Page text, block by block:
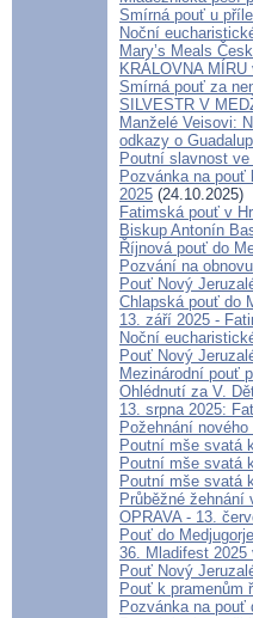
Smírná pouť u
Noční
Mary’s Meals
KRÁLOVNA
Smírná pouť za
SILVESTR V
Manželé Veisovi:
odkazy o
Poutní slavnost
Pozvánka na
2025 (24.10.2025)
Fatimská pouť v
Biskup Antonín
Říjnová pouť do
Pozvání na
Pouť Nový
Chlapská pouť do
13. září 2025 -
Noční
Pouť Nový
Mezinárodní pouť
Ohlédnutí za V.
13. srpna 2025:
Požehnání
Poutní mše svatá
Poutní mše svatá
Poutní mše svatá
Průběžné
OPRAVA - 13.
Pouť do
36. Mladifest 2025
Pouť Nový
Pouť k pramenům
Pozvánka na pouť